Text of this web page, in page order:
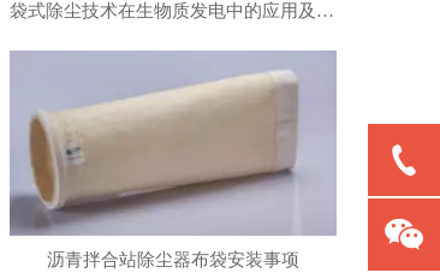
袋式除尘技术在生物质发电中的应用及常见注意事项
沥青拌合站除尘器布袋安装事项